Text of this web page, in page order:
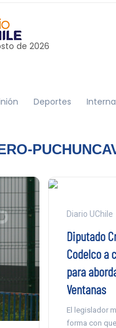
de 2026
Deportes
Diario UChile
Diputado
Codelco a
para
Ventanas
El legislador
forma con